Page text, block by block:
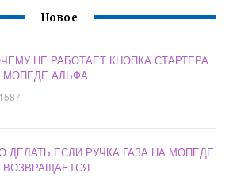
Новое
НЕ РАБОТАЕТ КНОПКА СТАРТЕРА
МОПЕДЕ АЛЬФА
ДЕЛАТЬ ЕСЛИ РУЧКА ГАЗА НА МОПЕДЕ
ВОЗВРАЩАЕТСЯ